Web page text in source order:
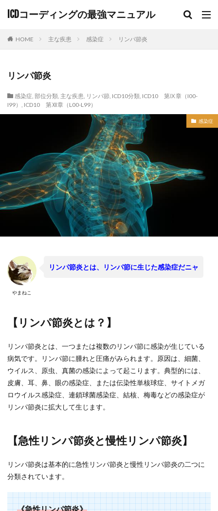
ICDコーディングの最強マニュアル
HOME 主な疾患 感染症 リンパ節炎
リンパ節炎
感染症, 部位分類, 主な疾患, リンパ節, ICD10分類, ICD10 第Ⅸ章（I00-
I99） , ICD10 第Ⅻ章（L00-L99）
感染症
やまねこ
リンパ節炎とは、リンパ節に生じた感染症だニャ
【リンパ節炎とは？】
リンパ節炎とは、一つまたは複数のリンパ節に感染が生じている
病気です。リンパ節に腫れと圧痛がみられます。原因は、細菌、
ウイルス、原虫、真菌の感染によって起こります。典型的には、
皮膚、耳、鼻、眼の感染症、または伝染性単核球症、サイトメガ
ロウイルス感染症、連鎖球菌感染症、結核、梅毒などの感染症が
リンパ節炎に拡大して生じます。
【急性リンパ節炎と慢性リンパ節炎】
リンパ節炎は基本的に急性リンパ節炎と慢性リンパ節炎の二つに
分類されています。
《急性リンパ節炎》